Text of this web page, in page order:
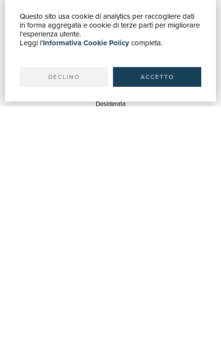
Questo sito usa cookie di analytics per raccogliere dati
in forma aggregata e cookie di terze parti per migliorare
l'esperienza utente.
Leggi l'Informativa Cookie Policycompleta.
DECLINO ACCETTO
GUIDA ACQUISTI
Catalogo
Ricerca avanzata
Spedizioni
Desiderata